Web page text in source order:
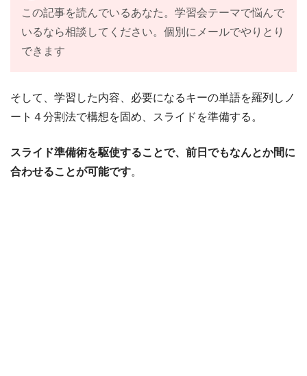
この記事を読んでいるあなた。学習会テーマで悩んで
いるなら相談してください。個別にメールでやりとり
できます
そして、学習した内容、必要になるキーの単語を羅列しノ
ート４分割法で構想を固め、スライドを準備する。
スライド準備術を駆使することで、前日でもなんとか間に
合わせることが可能です。